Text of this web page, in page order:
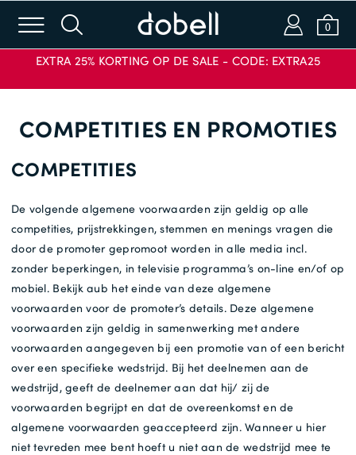
m s a
INLOGGEN
Wachtwoord vergeten?
Nieuw bij Dobell?
ACCOUNT AANMAKEN
b
0
KORTINGSCODE
TOEPASSEN
Gratis Levering *
EXTRA 25% KORTING OP DE SALE - CODE: EXTRA25
COMPETITIES EN PROMOTIES
COMPETITIES
De volgende algemene voorwaarden zijn geldig op alle
competities, prijstrekkingen, stemmen en menings vragen die
door de promoter gepromoot worden in alle media incl.
zonder beperkingen, in televisie programma’s on-line en/of op
mobiel. Bekijk aub het einde van deze algemene
voorwaarden voor de promoter’s details. Deze algemene
voorwaarden zijn geldig in samenwerking met andere
voorwaarden aangegeven bij een promotie van of een bericht
over een specifieke wedstrijd. Bij het deelnemen aan de
wedstrijd, geeft de deelnemer aan dat hij/ zij de
voorwaarden begrijpt en dat de overeenkomst en de
algemene voorwaarden geaccepteerd zijn. Wanneer u hier
niet tevreden mee bent hoeft u niet aan de wedstrijd mee te